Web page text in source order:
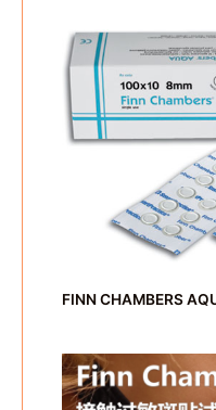
FINN CHAMBERS